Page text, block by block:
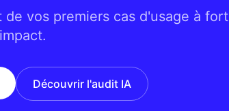
vos premiers cas d'usage à fort
impact.
Découvrir l'audit IA